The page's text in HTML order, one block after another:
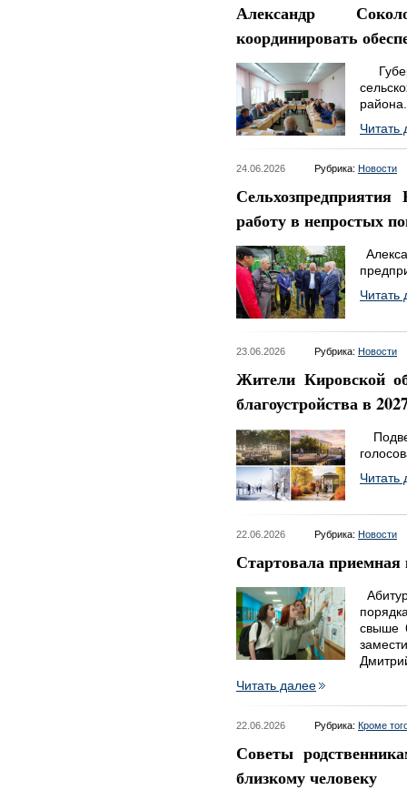
Александр
координировать
района.
Читать
24.06.2026 Рубрика: Новости
работу в непростых
Читать
23.06.2026 Рубрика: Новости
Жители Кировской
благоустройства в
Читать
22.06.2026 Рубрика: Новости
Стартовала
свыше
Читать далее
22.06.2026 Рубрика: Кроме
Советы
близкому человеку